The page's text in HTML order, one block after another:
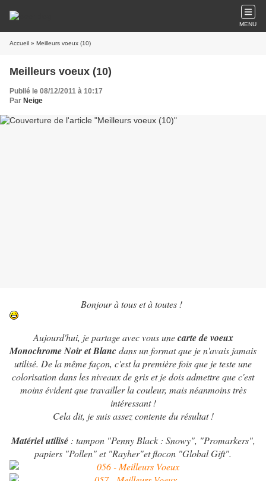
MENU
Accueil » Meilleurs voeux (10)
Meilleurs voeux (10)
Publié le 08/12/2011 à 10:17
Par Neige
Bonjour à tous et à toutes !
Aujourd'hui, je partage avec vous unecarte de voeux
Monochrome Noir et Blancdans un format que je n'avais jamais
utilisé. De la même façon, c'est la première fois que je teste une
colorisation dans les niveaux de gris et je dois admettre que c'est
moins évident que travailler la couleur, mais néanmoins très
intéressant !
Cela dit, je suis assez contente du résultat !
Matériel utilisé: tampon "Penny Black : Snowy", "Promarkers",
papiers "Pollen" et "Rayher"et flocon "Global Gift".